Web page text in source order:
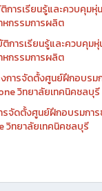
ชชีนนิ่งเซ็กเตอร์ พร้อ
ชชีนนิ่งเซ็กเตอร์ พร้อม
ารเรียนรู้และควบคุมหุ่
หกรรมการผลิต
ารเรียนรู้และควบคุม
หกรรมการผลิต
ารจัดตั้งศูนย์ฝึกอบรมก
วิทยาลัยเทคนิคชลบุรี